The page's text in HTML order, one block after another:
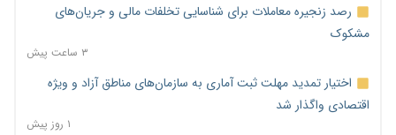
رصد زنجیره معاملات برای شناسایی تخلفات مالی و جریان‌های
مشکوک
۳ ساعت پیش
اختیار تمدید مهلت ثبت آماری به سازمان‌های مناطق آزاد و ویژه
اقتصادی واگذار شد
۱ روز پیش